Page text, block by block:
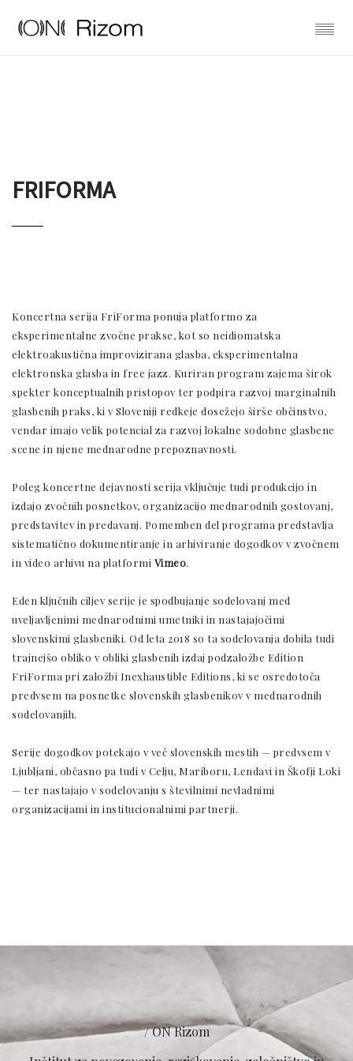
FRIFORMA
Koncertna serija FriForma ponuja platformo za
eksperimentalne zvočne prakse, kot so neidiomatska
elektroakustična improvizirana glasba, eksperimentalna
elektronska glasba in free jazz. Kuriran program zajema širok
spekter konceptualnih pristopov ter podpira razvoj marginalnih
glasbenih praks, ki v Sloveniji redkeje dosežejo širše občinstvo,
vendar imajo velik potencial za razvoj lokalne sodobne glasbene
scene in njene mednarodne prepoznavnosti.
Poleg koncertne dejavnosti serija vključuje tudi produkcijo in
izdajo zvočnih posnetkov, organizacijo mednarodnih gostovanj,
predstavitev in predavanj. Pomemben del programa predstavlja
sistematično dokumentiranje in arhiviranje dogodkov v zvočnem
in video arhivu na platformi Vimeo.
Eden ključnih ciljev serije je spodbujanje sodelovanj med
uveljavljenimi mednarodnimi umetniki in nastajajočimi
slovenskimi glasbeniki. Od leta 2018 so ta sodelovanja dobila tudi
trajnejšo obliko v obliki glasbenih izdaj podzaložbe Edition
FriForma pri založbi Inexhaustible Editions, ki se osredotoča
predvsem na posnetke slovenskih glasbenikov v mednarodnih
sodelovanjih.
Serije dogodkov potekajo v več slovenskih mestih — predvsem v
Ljubljani, občasno pa tudi v Celju, Mariboru, Lendavi in Škofji Loki
— ter nastajajo v sodelovanju s številnimi nevladnimi
organizacijami in institucionalnimi partnerji.
/ ON Rizom